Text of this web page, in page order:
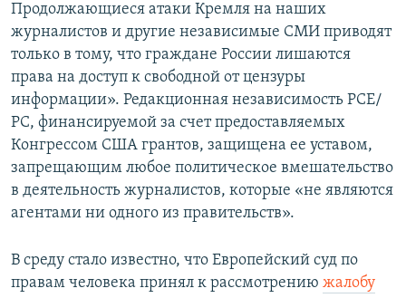
Продолжающиеся атаки Кремля на наших
журналистов и другие независимые СМИ приводят
только в тому, что граждане России лишаются
права на доступ к свободной от цензуры
информации». Редакционная независимость РСЕ/
РС, финансируемой за счет предоставляемых
Конгрессом США грантов, защищена ее уставом,
запрещающим любое политическое вмешательство
в деятельность журналистов, которые «не являются
агентами ни одного из правительств».
В среду стало известно, что Европейский суд по
правам человека принял к рассмотрению жалобу